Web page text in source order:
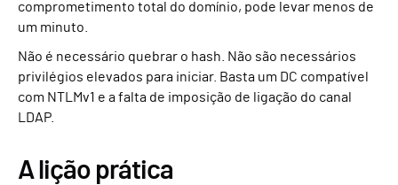
comprometimento total do domínio, pode levar menos de
um minuto.
Não é necessário quebrar o hash. Não são necessários
privilégios elevados para iniciar. Basta um DC compatível
com NTLMv1 e a falta de imposição de ligação do canal
LDAP.
A lição prática